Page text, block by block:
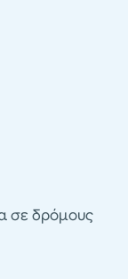
σε δρόμους